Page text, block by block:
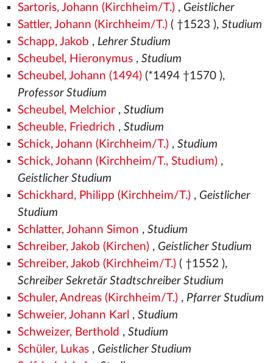
Sartoris, Johann (Kirchheim/T.), Geistlicher
Sattler, Johann (Kirchheim/T.)( †1523 ), Studium
Schapp, Jakob , Lehrer Studium
Scheubel, Hieronymus, Studium
Scheubel, Johann (1494)(*1494 †1570 ),
Professor Studium
Scheubel, Melchior, Studium
Scheuble, Friedrich , Studium
Schick, Johann (Kirchheim/T.), Studium
Schick, Johann (Kirchheim/T., Studium),
Geistlicher Studium
Schickhard, Philipp (Kirchheim/T.), Geistlicher
Studium
Schlatter, Johann Simon , Studium
Schreiber, Jakob (Kirchen), Geistlicher Studium
Schreiber, Jakob (Kirchheim/T.)( †1552 ),
Schreiber Sekretär Stadtschreiber Studium
Schuler, Andreas (Kirchheim/T.), Pfarrer Studium
Schweier, Johann Karl , Studium
Schweizer, Berthold , Studium
Schüler, Lukas, Geistlicher Studium